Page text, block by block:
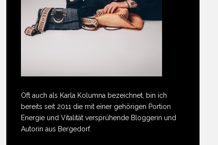
Oft auch als Karla Kolumna bezeichnet, bin ich
bereits seit 2011 die mit einer gehörigen Portion
Energie und Vitalität versprühende Bloggerin und
Autorin aus Bergedorf.